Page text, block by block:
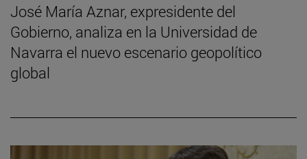
José María Aznar, expresidente del
Gobierno, analiza en la Universidad de
Navarra el nuevo escenario geopolítico
global